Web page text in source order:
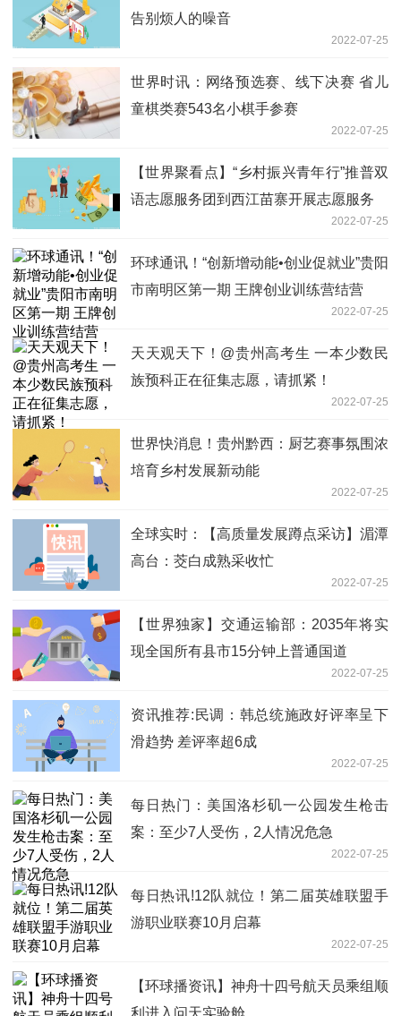
告别烦人的噪音
2022-07-25
世界时讯：网络预选赛、线下决赛 省儿
童棋类赛543名小棋手参赛
2022-07-25
【世界聚看点】“乡村振兴青年行”推普双
语志愿服务团到西江苗寨开展志愿服务
2022-07-25
环球通讯！“创新增动能•创业促就业”贵阳
市南明区第一期 王牌创业训练营结营
2022-07-25
天天观天下！@贵州高考生 一本少数民
族预科正在征集志愿，请抓紧！
2022-07-25
世界快消息！贵州黔西：厨艺赛事氛围浓
培育乡村发展新动能
2022-07-25
全球实时：【高质量发展蹲点采访】湄潭
高台：茭白成熟采收忙
2022-07-25
【世界独家】交通运输部：2035年将实
现全国所有县市15分钟上普通国道
2022-07-25
资讯推荐:民调：韩总统施政好评率呈下
滑趋势 差评率超6成
2022-07-25
每日热门：美国洛杉矶一公园发生枪击
案：至少7人受伤，2人情况危急
2022-07-25
每日热讯!12队就位！第二届英雄联盟手
游职业联赛10月启幕
2022-07-25
【环球播资讯】神舟十四号航天员乘组顺
利进入问天实验舱